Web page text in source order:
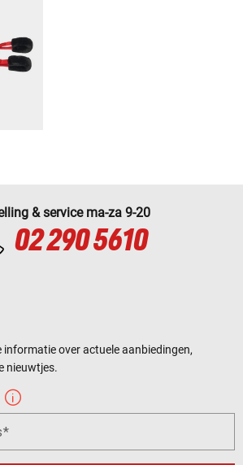
& service ma-za 9-20
02 290 5610
informatie over actuele aanbiedingen,
nieuwtjes.